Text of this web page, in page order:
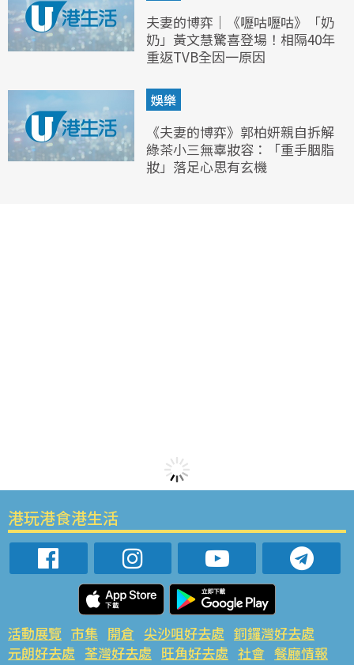
夫妻的博弈｜《嚦咕嚦咕》「奶
奶」黃文慧驚喜登場！相隔40年
重返TVB全因一原因
娛樂
《夫妻的博弈》郭柏妍親自拆解
綠茶小三無辜妝容：「重手胭脂
妝」落足心思有玄機
港玩港食港生活
活動展覽 市集 開倉 尖沙咀好去處 銅鑼灣好去處
元朗好去處 荃灣好去處 旺角好去處 社會 餐廳情報